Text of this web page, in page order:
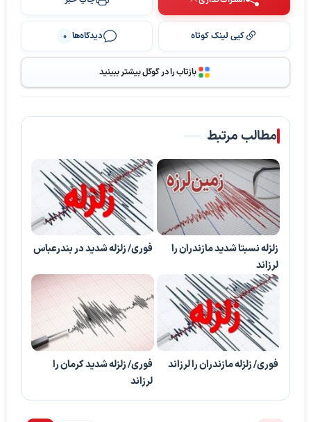
کپی لینک کوتاه دیدگاه‌ها 0
بازتاب را در گوگل بیشتر ببینید
مطالب مرتبط
زلزله نسبتا شدید مازندران را
لرزاند
فوری/ زلزله شدید در بندرعباس
فوری/ زلزله مازندران را لرزاند
فوری/ زلزله شدید کرمان را
لرزاند